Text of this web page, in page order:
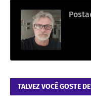
TALVEZ VOCÊ GOSTE